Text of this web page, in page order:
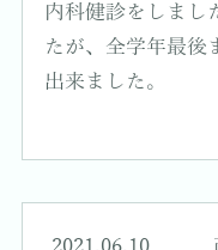
内科健診をしまし
たが、全学年最後
出来ました。